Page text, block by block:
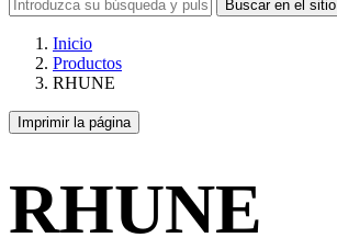
Inicio
Productos
RHUNE
Imprimir la página
RHUNE